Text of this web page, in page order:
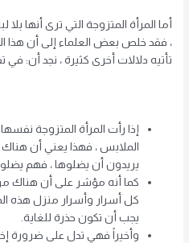
أما المرأة المتزوجة التي ترى أنها
، فقد خلص بعض العلماء إلى أن هذا
تأتيه دلالات أخرى كثيرة ، نجد أن: في
إذا رأت المرأة المتزوجة
الملابس ، فهذا يعني أن
يريدون أن يضلوها ، فهم
كما أنه مؤشر على أن هناك
كل أسرار وأسرار منزل هذه
يجب أن تكون حذرة للغاية.
وأخيراً فهي تدل على ضرورة